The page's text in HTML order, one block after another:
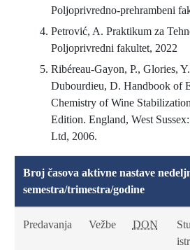
Poljoprivredno-prehrambeni
Petrović, A. Praktikum za
Poljoprivredni fakultet, 2022
Ribéreau-Gayon, P., Glories,
Dubourdieu, D. Handbook of
Chemistry of Wine
Edition. England, West
Ltd, 2006.
Broj časova aktivne nastave
semestra/trimestra/godine
Predavanja Vežbe DON